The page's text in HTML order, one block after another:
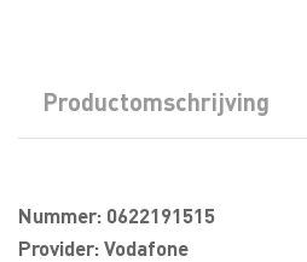
Productomschrijving
Nummer: 0622191515
Provider: Vodafone